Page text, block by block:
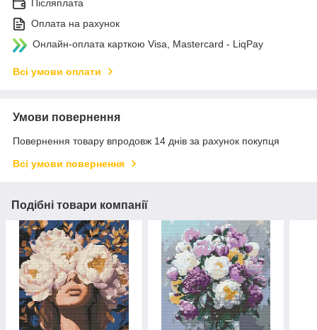
Післяплата
Оплата на рахунок
Онлайн-оплата карткою Visa, Mastercard - LiqPay
Всі умови оплати
Умови повернення
Повернення товару впродовж 14 днів за рахунок покупця
Всі умови повернення
Подібні товари компанії